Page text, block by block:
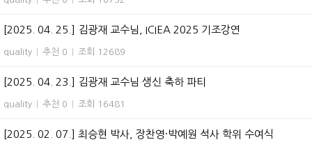
[2025. 04. 25.] 김광재 교수님, ICIEA 2025 기조강연
quality 추천 0 조회 12689
[2025. 04. 23.] 김광재 교수님 생신 축하 파티
quality 추천 0 조회 16481
[2025. 02. 07.] 최승현 박사, 장찬영·박예원 석사 학위 수여식